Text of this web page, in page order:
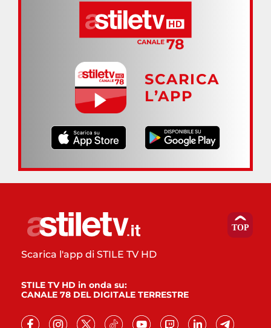
SCARICA
L’APP
Scarica l'app di STILE TV HD
STILE TV HD in onda su:
CANALE 78 DEL DIGITALE TERRESTRE